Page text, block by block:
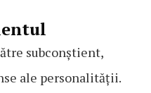
subconștient,
ale personalității.